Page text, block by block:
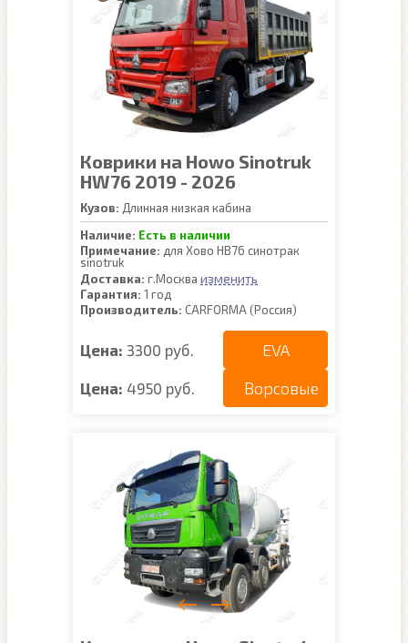
Коврики на Howo Sinotruk
HW76 2019 - 2026
Кузов: Длинная низкая кабина
Наличие: Есть в наличии
Примечание: для Хово НВ76 синотрак
sinotruk
Доставка: г.Москва изменить
Гарантия: 1 год
Производитель: CARFORMA (Россия)
Цена: 3300 руб. EVA
Цена: 4950 руб. Ворсовые